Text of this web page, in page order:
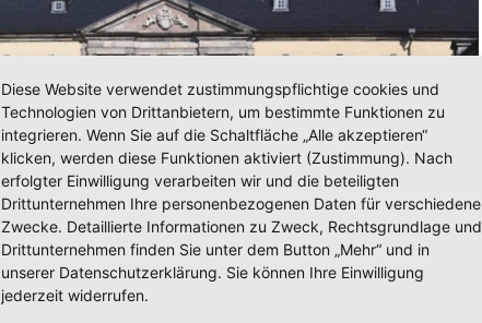
Diese Website verwendet zustimmungspflichtige cookies und
Technologien von Drittanbietern, um bestimmte Funktionen zu
integrieren. Wenn Sie auf die Schaltfläche „Alle akzeptieren“
klicken, werden diese Funktionen aktiviert (Zustimmung). Nach
erfolgter Einwilligung verarbeiten wir und die beteiligten
Drittunternehmen Ihre personenbezogenen Daten für verschiedene
Zwecke. Detaillierte Informationen zu Zweck, Rechtsgrundlage und
Drittunternehmen finden Sie unter dem Button „Mehr“ und in
unserer Datenschutzerklärung. Sie können Ihre Einwilligung
jederzeit widerrufen.